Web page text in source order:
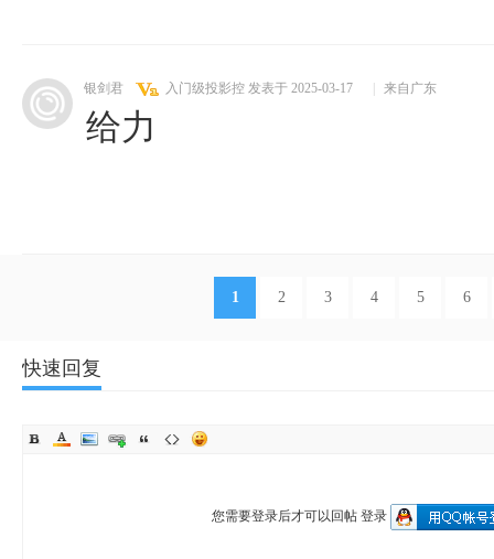
银剑君 入门级投影控 发表于 2025-03-17 来自广东
给力
1 2 3 4 5 6
快速回复
您需要登录后才可以回帖 登录